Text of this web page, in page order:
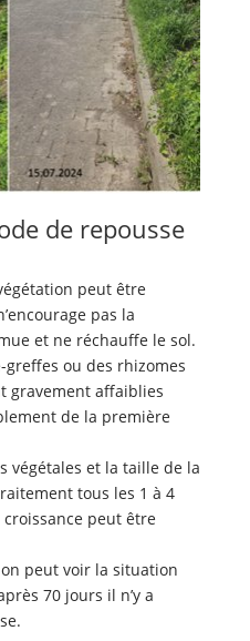
de repousse
peut être
pas la
et ne réchauffe le sol.
greffes ou des rhizomes
gravement affaiblies
de la première
végétales et la taille de la
tous les 1 à 4
peut être
peut voir la situation
70 jours il n’y a